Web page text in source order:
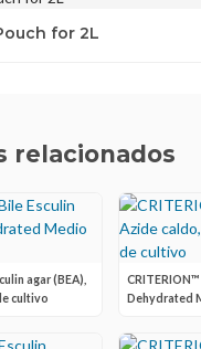
for 2L
relacionados
agar (BEA),
cultivo
Dehydrated